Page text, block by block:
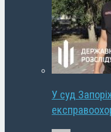
У суд